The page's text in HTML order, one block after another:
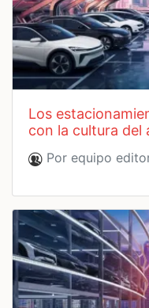
los estacionamientos públicos y su relación
con la cultura del
Por equipo